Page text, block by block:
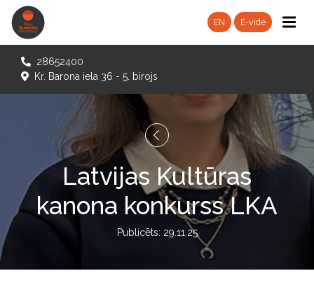
EN E-vide
28652400
Kr. Barona iela 36 - 5. birojs
Latvijas Kultūras
kanona konkurss LKA
Publicēts: 29.11.25